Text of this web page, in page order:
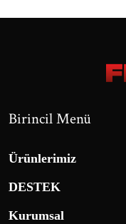
Birincil Menü
Ürünlerimiz
DESTEK
Kurumsal